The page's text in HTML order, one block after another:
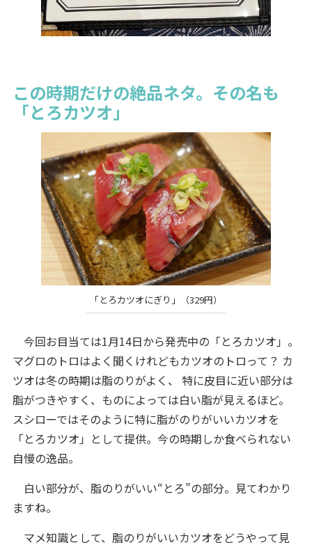
この時期だけの絶品ネタ。その名も
「とろカツオ」
「とろカツオにぎり」（329円）
今回お目当ては1月14日から発売中の「とろカツオ」。
マグロのトロはよく聞くけれどもカツオのトロって？ カ
ツオは冬の時期は脂のりがよく、 特に皮目に近い部分は
脂がつきやすく、ものによっては白い脂が見えるほど。
スシローではそのように特に脂がのりがいいカツオを
「とろカツオ」として提供。今の時期しか食べられない
自慢の逸品。
白い部分が、脂のりがいい“とろ”の部分。見てわかり
ますね。
マメ知識として、脂のりがいいカツオをどうやって見